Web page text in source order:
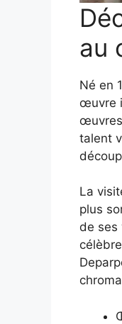
au
Né en
œuvre
œuvres
talent
La
plus
de ses